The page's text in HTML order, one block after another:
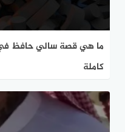
ما هي قصة سالي حافظ
كاملة